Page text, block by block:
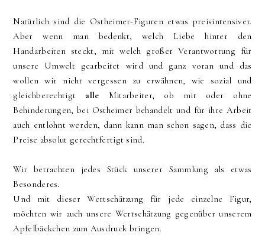
Natürlich sind die Ostheimer-Figuren etwas preisintensiver.
Aber wenn man bedenkt, welch Liebe hinter den
Handarbeiten steckt, mit welch großer Verantwortung für
unsere Umwelt gearbeitet wird und ganz voran und das
wollen wir nicht vergessen zu erwähnen, wie sozial und
gleichberechtigt alle Mitarbeiter, ob mit oder ohne
Behinderungen, bei Ostheimer behandelt und für ihre Arbeit
auch entlohnt werden, dann kann man schon sagen, dass die
Preise absolut gerechtfertigt sind.
Wir betrachten jedes Stück unserer Sammlung als etwas
Besonderes.
Und mit dieser Wertschätzung für jede einzelne Figur,
möchten wir auch unsere Wertschätzung gegenüber unserem
Apfelbäckchen zum Ausdruck bringen.